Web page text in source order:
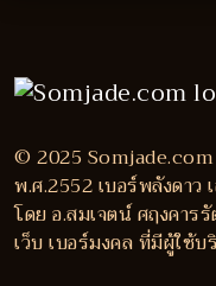
© 2025
พ.ศ.2552 เบอร์พลังดาว
โดย อ.สมเจตน์ ศฤงคาร
เว็บ เบอร์มงคล ที่มีผู้ใช้